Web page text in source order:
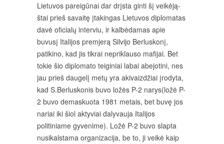
Lietuvos pareigūnai dar drįsta ginti šį veikėją-
štai prieš savaitę įtakingas Lietuvos diplomatas
davė oficialų interviu, ir kalbėdamas apie
buvusį Italijos premjerą Silvijo Berluskonį,
patikino, kad jis tikrai nepriklauso mafijai. Bet
tokie šio diplomato teiginiai labai abejotini, nes
jau prieš daugelį metų yra akivaizdžiai įrodyta,
kad S.Berluskonis buvo ložės P-2 narys(ložė P-
2 buvo demaskuota 1981 metais, bet buvę jos
nariai iki šiol aktyviai dalyvauja Italijos
politiniame gyvenime). Ložė P-2 buvo slapta
nusikalstama organizacija, be to, ji veikė kaip